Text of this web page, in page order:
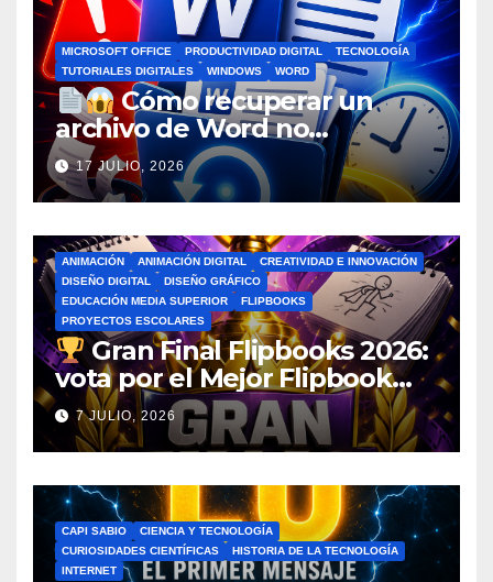
MICROSOFT OFFICE PRODUCTIVIDAD DIGITAL
TECNOLOGÍA
TUTORIALES DIGITALES
WINDOWS WORD
Cómo recuperar un
archivo de Word no
guardado antes de entrar en
pánico
17 JULIO, 2026
ANIMACIÓN ANIMACIÓN DIGITAL
CREATIVIDAD E INNOVACIÓN
DISEÑO DIGITAL
DISEÑO GRÁFICO
EDUCACIÓN MEDIA SUPERIOR
FLIPBOOKS
PROYECTOS ESCOLARES
Gran Final Flipbooks 2026:
vota por el Mejor Flipbook
del Ciclo Escolar
7 JULIO, 2026
CAPI SABIO
CIENCIA Y TECNOLOGÍA
CURIOSIDADES CIENTÍFICAS
HISTORIA DE LA TECNOLOGÍA
INTERNET